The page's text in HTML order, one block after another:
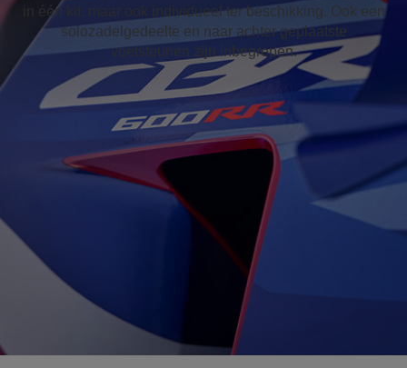
in één kit, maar ook individueel ter beschikking. Ook een
solozadelgedeelte en naar achter geplaatste
voetsteunen zijn inbegrepen.